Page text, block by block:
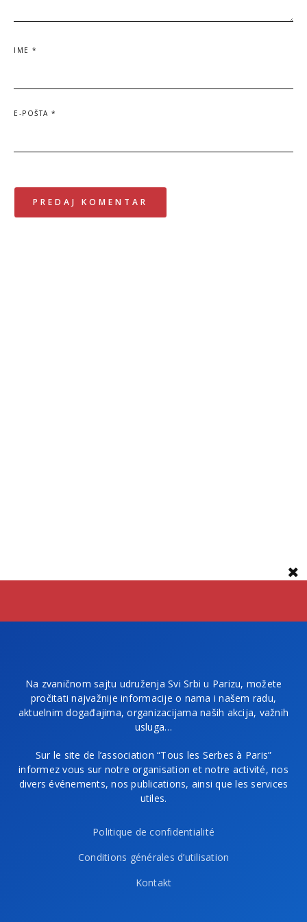
IME *
E-POŠTA *
Na zvaničnom sajtu udruženja Svi Srbi u Parizu, možete
pročitati najvažnije informacije o nama i našem radu,
aktuelnim događajima, organizacijama naših akcija, važnih
usluga…
Sur le site de l’association “Tous les Serbes à Paris”
informez vous sur notre organisation et notre activité, nos
divers événements, nos publications, ainsi que les services
utiles.
Politique de confidentialité
Conditions générales d’utilisation
Kontakt